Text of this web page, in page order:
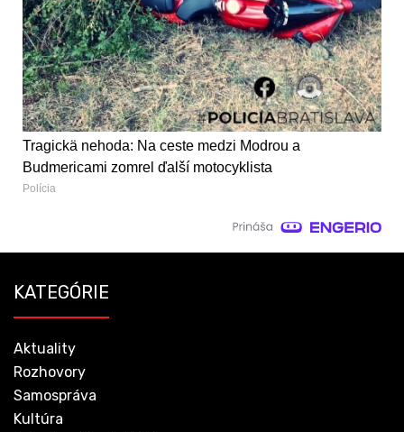
Tragickä nehoda: Na ceste medzi Modrou a
Budmericami zomrel ďalší motocyklista
Polícia
KATEGÓRIE
Aktuality
Rozhovory
Samospráva
Kultúra